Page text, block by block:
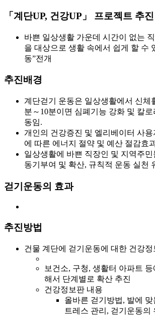
「계단UP, 건강UP」 프로젝트 추진
바쁜 일상생활 가운데 시간이 없는
을 대상으로 생활 속에서 쉽게 할 수
동”전개
추진배경
계단걷기 운동은 일상생활에서 신체
분～10분이면 심폐기능 강화 및 칼
동임.
개인의 건강증진 및 엘리베이터 사용
에 따른 에너지 절약 및 예산 절감효
일상생활에 바쁜 직장인 및 지역주
동기부여 및 확산, 규칙적 운동 실천
걷기운동의 효과
추진방법
건물 계단에 걷기운동에 대한 건강정
보건소, 구청, 생활터 아파트
해서 단계별로 확산 추진
건강정보판 내용
올바른 걷기방법, 발에
트레스 관리, 걷기운동의